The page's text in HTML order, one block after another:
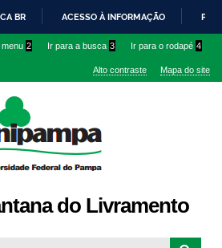
IR
O
BR ACESSO À INFORMAÇÃO
menu 2 Ir para a busca 3 Ir para o rodapé 4
Alto contraste Mapa do site
do Livramento